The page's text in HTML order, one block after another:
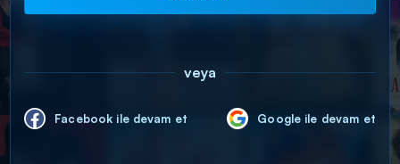
veya
Facebook ile devam et Google ile devam et